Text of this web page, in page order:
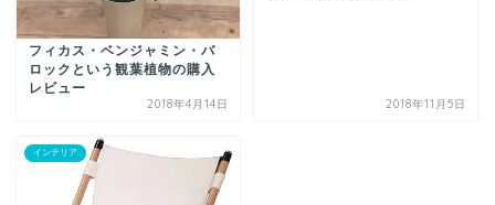
フィカス・ベンジャミン・バ
ロックという観葉植物の購入
レビュー
2018年4月14日 2018年11月5日
インテリア